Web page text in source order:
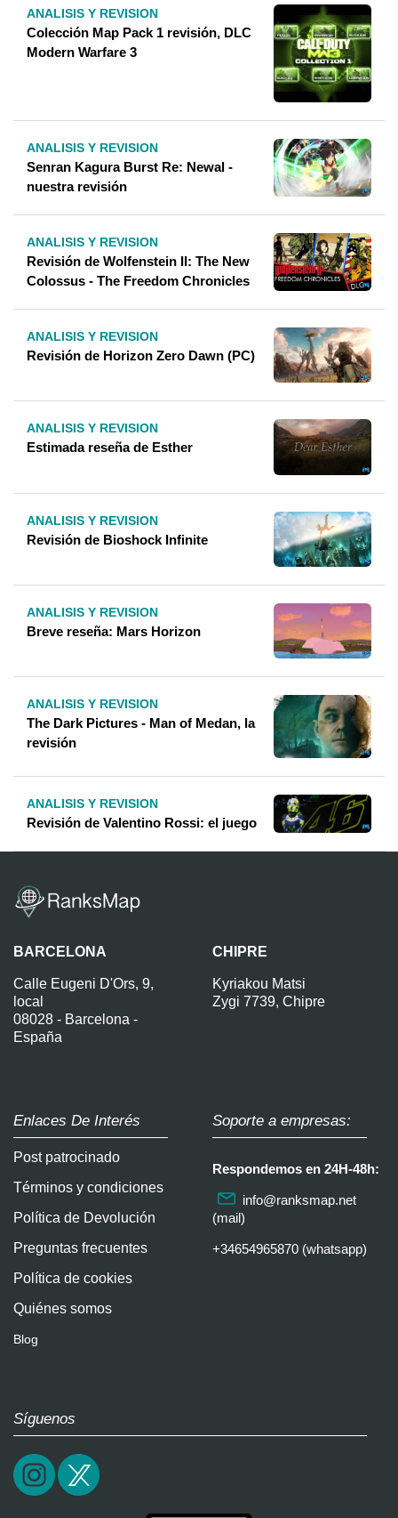
ANALISIS Y REVISION
Colección Map Pack 1 revisión, DLC
Modern Warfare 3
ANALISIS Y REVISION
Senran Kagura Burst Re: Newal -
nuestra revisión
ANALISIS Y REVISION
Revisión de Wolfenstein II: The New
Colossus - The Freedom Chronicles
ANALISIS Y REVISION
Revisión de Horizon Zero Dawn (PC)
ANALISIS Y REVISION
Estimada reseña de Esther
ANALISIS Y REVISION
Revisión de Bioshock Infinite
ANALISIS Y REVISION
Breve reseña: Mars Horizon
ANALISIS Y REVISION
The Dark Pictures - Man of Medan, la
revisión
ANALISIS Y REVISION
Revisión de Valentino Rossi: el juego
BARCELONA
Calle Eugeni D'Ors, 9,
local
08028 - Barcelona -
España
CHIPRE
Kyriakou Matsi
Zygi 7739, Chipre
Enlaces De Interés
Post patrocinado
Términos y condiciones
Política de Devolución
Preguntas frecuentes
Política de cookies
Quiénes somos
Blog
Soporte a empresas:
Respondemos en 24H-48h:
info@ranksmap.net
(mail)
+34654965870 (whatsapp)
Síguenos